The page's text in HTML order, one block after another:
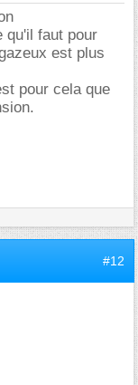
qu'il faut pour
est plus
pour cela que
#12